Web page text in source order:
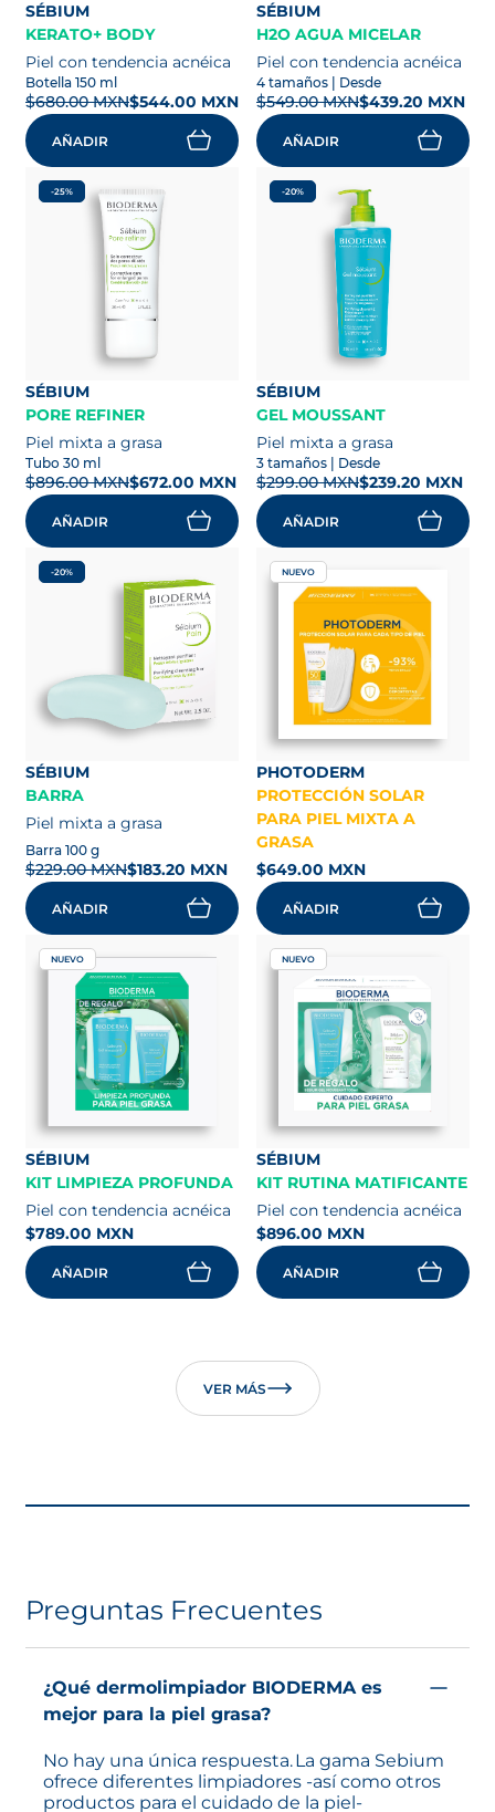
SÉBIUM
KERATO+ BODY
Piel con tendencia acnéica
Botella 150 ml
$680.00 MXN$544.00 MXN
AÑADIR
SÉBIUM
H2O AGUA MICELAR
Piel con tendencia acnéica
4 tamaños | Desde
$549.00 MXN$439.20 MXN
AÑADIR
-25%
SÉBIUM
PORE REFINER
Piel mixta a grasa
Tubo 30 ml
$896.00 MXN$672.00 MXN
AÑADIR
-20%
SÉBIUM
GEL MOUSSANT
Piel mixta a grasa
3 tamaños | Desde
$299.00 MXN$239.20 MXN
AÑADIR
-20%
SÉBIUM
BARRA
Piel mixta a grasa
Barra 100 g
$229.00 MXN$183.20 MXN
AÑADIR
NUEVO
PHOTODERM
PROTECCIÓN SOLAR
PARA PIEL MIXTA A
GRASA
$649.00 MXN
AÑADIR
NUEVO
SÉBIUM
KIT LIMPIEZA PROFUNDA
Piel con tendencia acnéica
$789.00 MXN
AÑADIR
NUEVO
SÉBIUM
KIT RUTINA MATIFICANTE
Piel con tendencia acnéica
$896.00 MXN
AÑADIR
VER MÁS
Preguntas Frecuentes
¿Qué dermolimpiador BIODERMA es
mejor para la piel grasa?
No hay una única respuesta. La gama Sebium
ofrece diferentes limpiadores -así como otros
productos para el cuidado de la piel-